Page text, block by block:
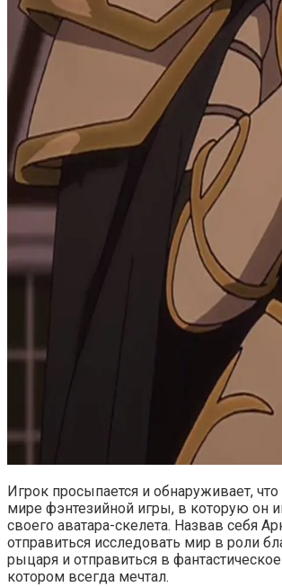
Игрок просыпается и обнаруживает, что
мире фэнтезийной игры, в которую он
своего аватара-скелета. Назвав себя
отправиться исследовать мир в роли
рыцаря и отправиться в
котором всегда мечтал.